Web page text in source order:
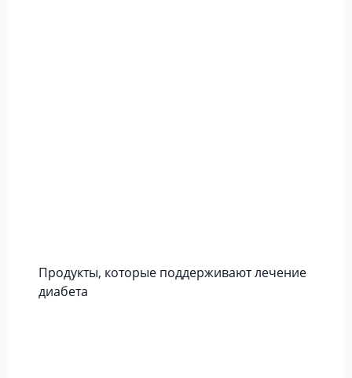
Продукты, которые поддерживают лечение
диабета